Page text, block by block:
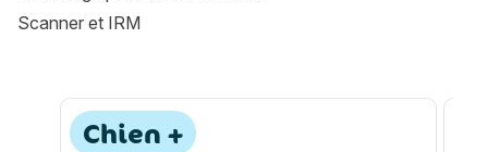
Scanner et IRM
Assurance animaux :
Chien +